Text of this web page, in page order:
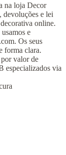
na loja Decor
devoluções e lei
online.
e
Os seus
forma clara.
valor de
especializados via